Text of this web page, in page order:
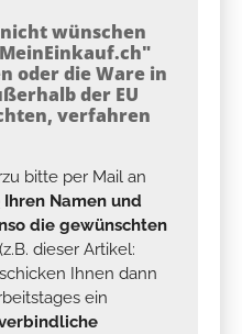
wünschen
oder die Ware in
der EU
verfahren
bitte per Mail an
Ihren Namen und
die gewünschten
(z.B. dieser Artikel:
Ihnen dann
ein